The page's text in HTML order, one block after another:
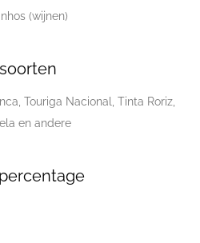
(wijnen)
Touriga Nacional, Tinta Roriz,
en andere